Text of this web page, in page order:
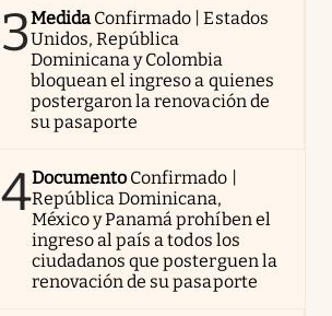
3Medida Confirmado | Estados
Unidos, República
Dominicana y Colombia
bloquean el ingreso a quienes
postergaron la renovación de
su pasaporte
4Documento Confirmado |
República Dominicana,
México y Panamá prohíben el
ingreso al país a todos los
ciudadanos que posterguen la
renovación de su pasaporte